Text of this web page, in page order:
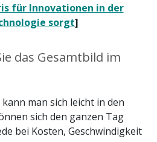
für Innovationen in der
sorgt]
das Gesamtbild im
kann man sich leicht in den
sich den ganzen Tag
bei Kosten, Geschwindigkeit